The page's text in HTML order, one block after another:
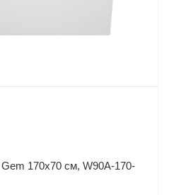
170x70 см, W90A-170-